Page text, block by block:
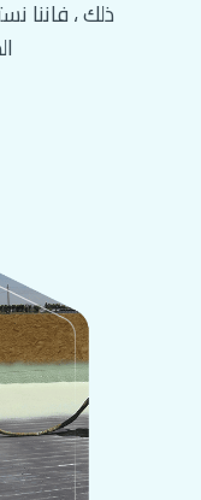
ذلك ، فاننا